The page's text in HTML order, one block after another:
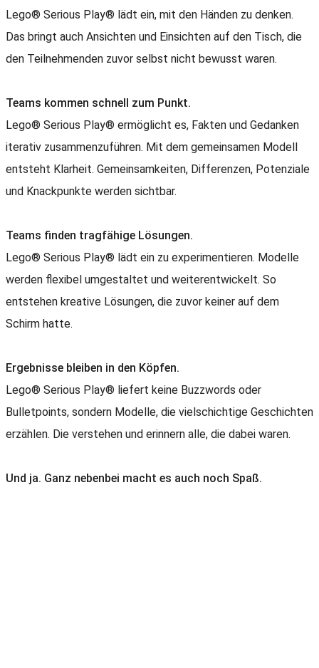
Lego® Serious Play® lädt ein, mit den Händen zu denken.
Das bringt auch Ansichten und Einsichten auf den Tisch, die
den Teilnehmenden zuvor selbst nicht bewusst waren.
Teams kommen schnell zum Punkt.
Lego® Serious Play® ermöglicht es, Fakten und Gedanken
iterativ zusammenzuführen. Mit dem gemeinsamen Modell
entsteht Klarheit. Gemeinsamkeiten, Differenzen, Potenziale
und Knackpunkte werden sichtbar.
Teams finden tragfähige Lösungen.
Lego® Serious Play® lädt ein zu experimentieren. Modelle
werden flexibel umgestaltet und weiterentwickelt. So
entstehen kreative Lösungen, die zuvor keiner auf dem
Schirm hatte.
Ergebnisse bleiben in den Köpfen.
Lego® Serious Play® liefert keine Buzzwords oder
Bulletpoints, sondern Modelle, die vielschichtige Geschichten
erzählen. Die verstehen und erinnern alle, die dabei waren.
Und ja. Ganz nebenbei macht es auch noch Spaß.